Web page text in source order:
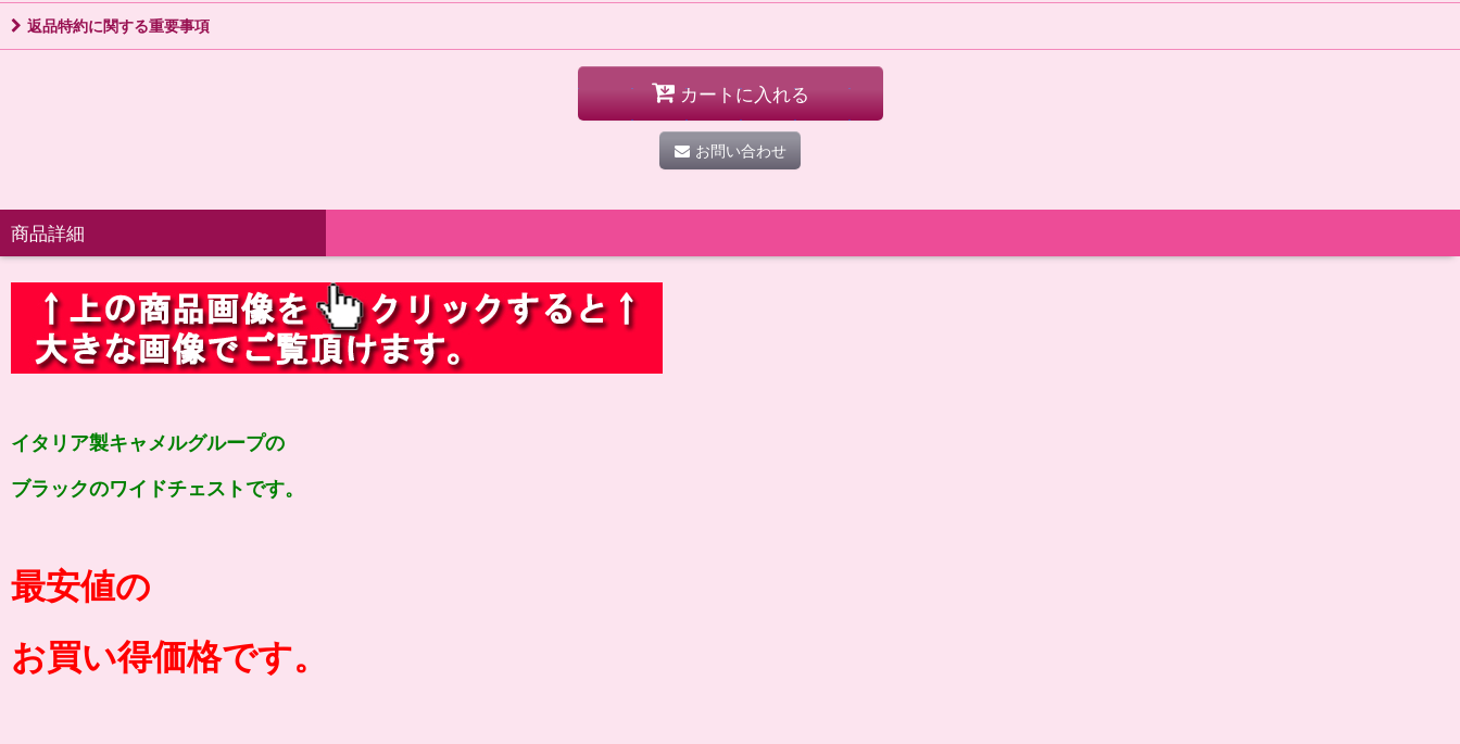
返品特約に関する重要事項
カートに入れる
お問い合わせ
商品詳細
イタリア製キャメルグループの
ブラックのワイドチェストです。
最安値の
お買い得価格です。